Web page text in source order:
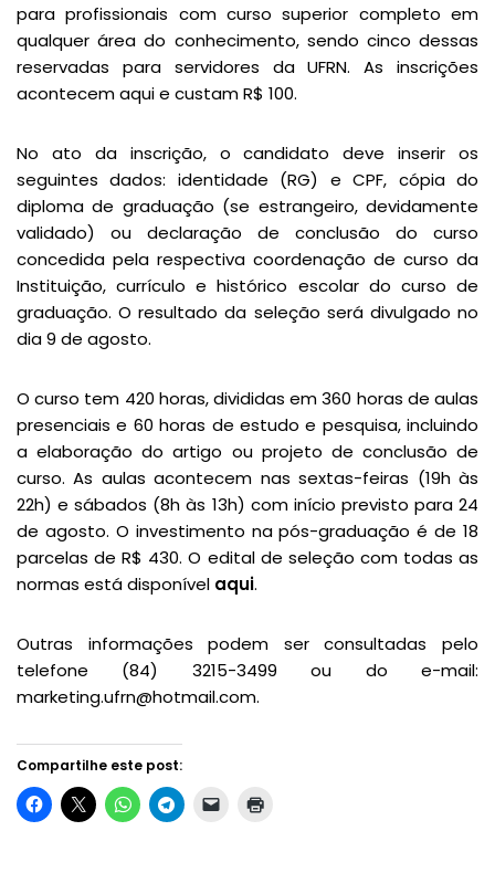
para profissionais com curso superior completo em
qualquer área do conhecimento, sendo cinco dessas
reservadas para servidores da UFRN. As inscrições
acontecem aqui e custam R$ 100.
No ato da inscrição, o candidato deve inserir os
seguintes dados: identidade (RG) e CPF, cópia do
diploma de graduação (se estrangeiro, devidamente
validado) ou declaração de conclusão do curso
concedida pela respectiva coordenação de curso da
Instituição, currículo e histórico escolar do curso de
graduação. O resultado da seleção será divulgado no
dia 9 de agosto.
O curso tem 420 horas, divididas em 360 horas de aulas
presenciais e 60 horas de estudo e pesquisa, incluindo
a elaboração do artigo ou projeto de conclusão de
curso. As aulas acontecem nas sextas-feiras (19h às
22h) e sábados (8h às 13h) com início previsto para 24
de agosto. O investimento na pós-graduação é de 18
parcelas de R$ 430. O edital de seleção com todas as
normas está disponível aqui.
Outras informações podem ser consultadas pelo
telefone (84) 3215-3499 ou do e-mail:
marketing.ufrn@hotmail.com.
Compartilhe este post: